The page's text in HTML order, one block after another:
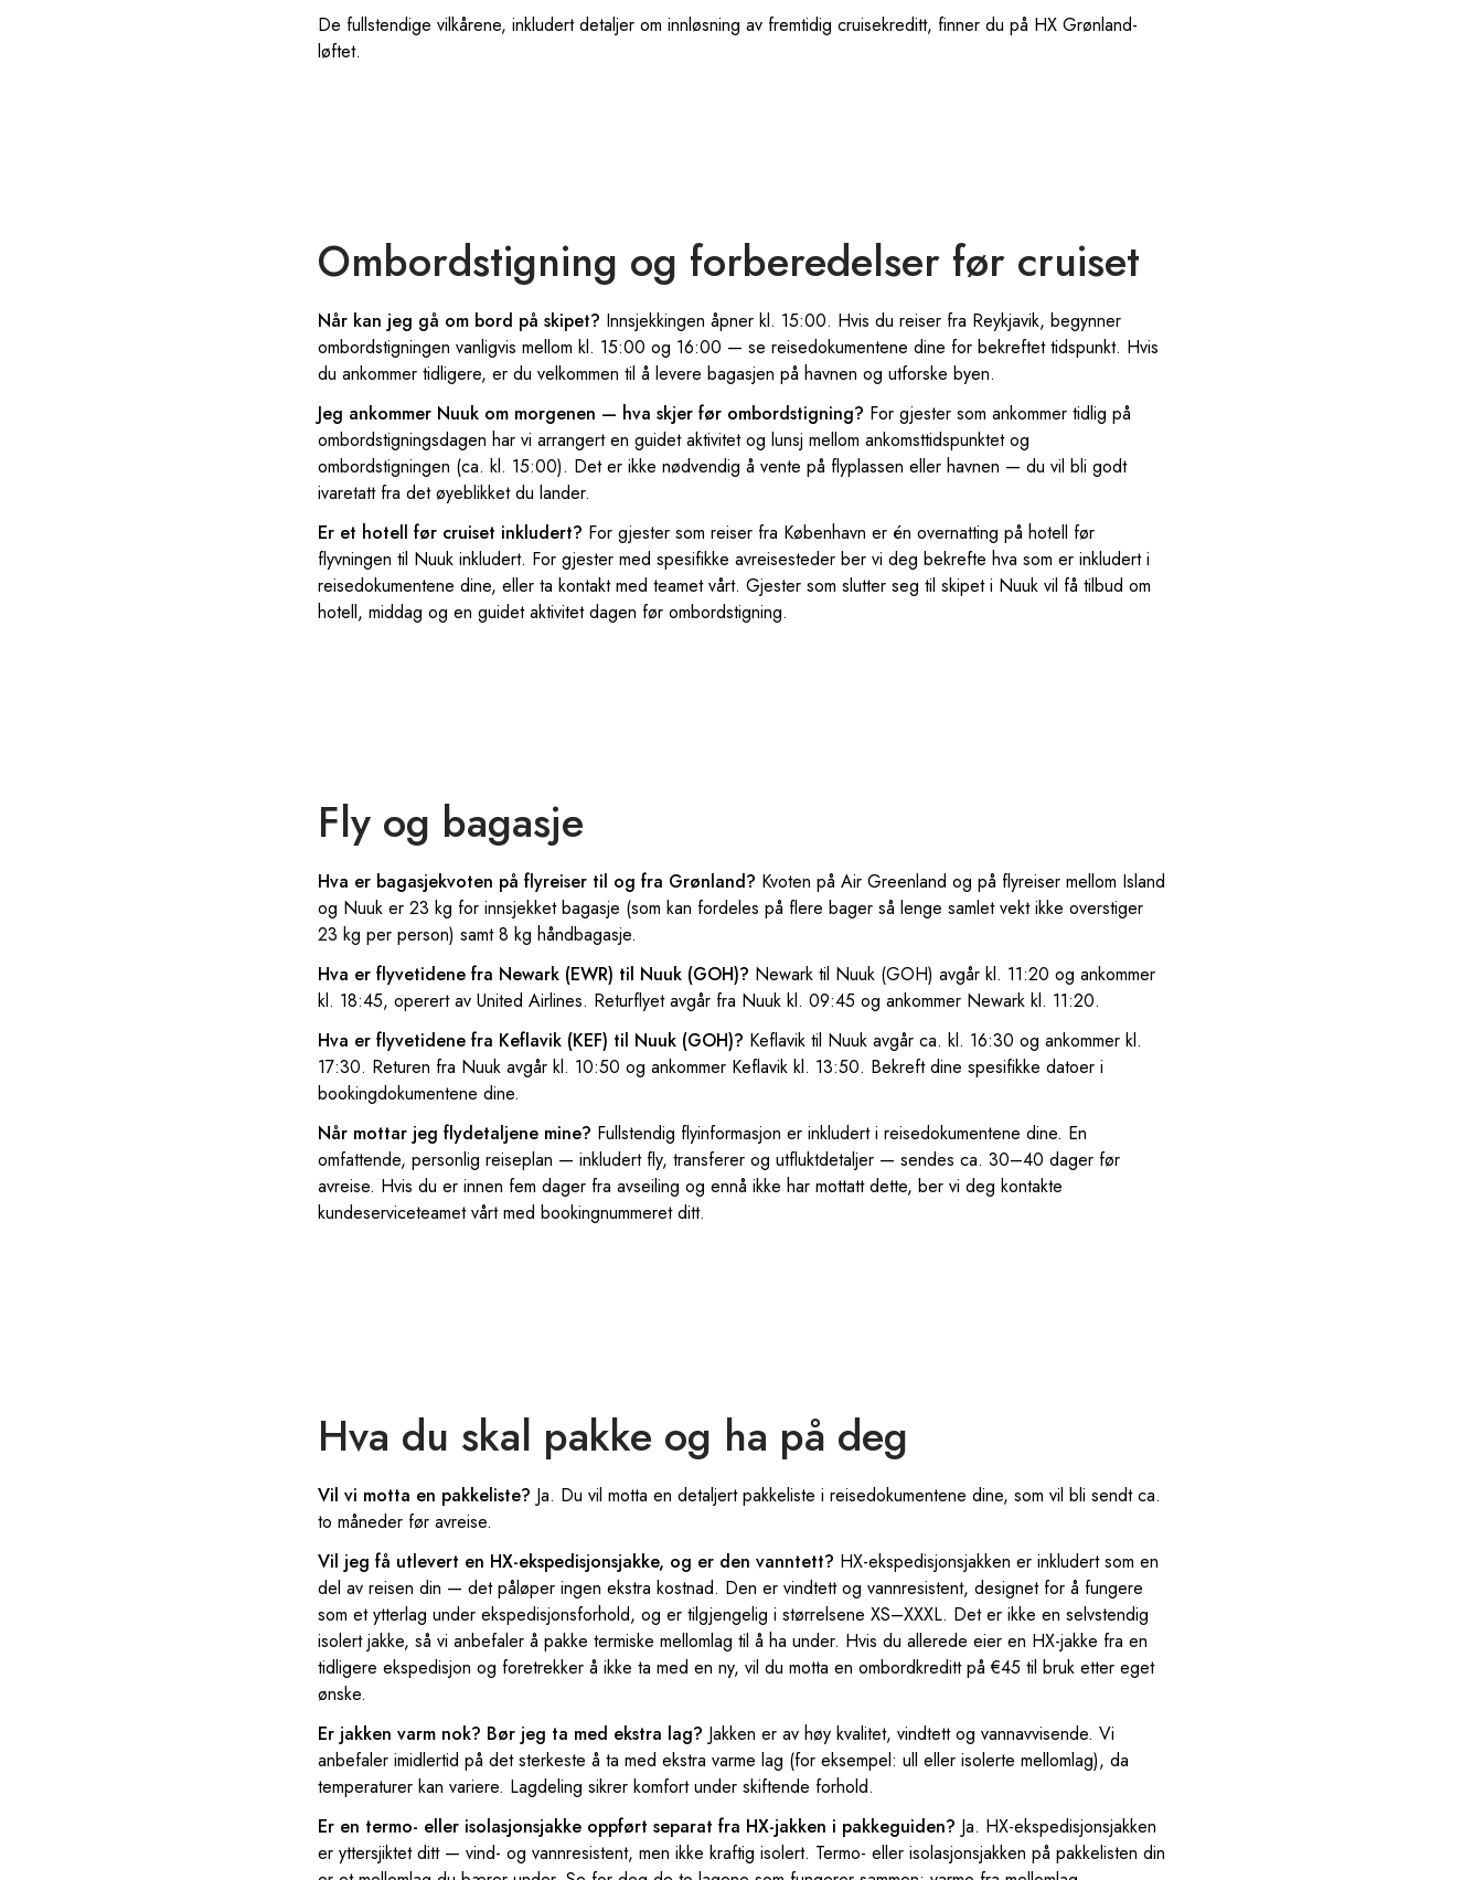
De fullstendige vilkårene, inkludert detaljer om innløsning av fremtidig cruisekreditt, finner du på HX Grønland-
løftet.
Ombordstigning og forberedelser før cruiset
Når kan jeg gå om bord på skipet? Innsjekkingen åpner kl. 15:00. Hvis du reiser fra Reykjavik, begynner
ombordstigningen vanligvis mellom kl. 15:00 og 16:00 — se reisedokumentene dine for bekreftet tidspunkt. Hvis
du ankommer tidligere, er du velkommen til å levere bagasjen på havnen og utforske byen.
Jeg ankommer Nuuk om morgenen — hva skjer før ombordstigning? For gjester som ankommer tidlig på
ombordstigningsdagen har vi arrangert en guidet aktivitet og lunsj mellom ankomsttidspunktet og
ombordstigningen (ca. kl. 15:00). Det er ikke nødvendig å vente på flyplassen eller havnen — du vil bli godt
ivaretatt fra det øyeblikket du lander.
Er et hotell før cruiset inkludert? For gjester som reiser fra København er én overnatting på hotell før
flyvningen til Nuuk inkludert. For gjester med spesifikke avreisesteder ber vi deg bekrefte hva som er inkludert i
reisedokumentene dine, eller ta kontakt med teamet vårt. Gjester som slutter seg til skipet i Nuuk vil få tilbud om
hotell, middag og en guidet aktivitet dagen før ombordstigning.
Fly og bagasje
Hva er bagasjekvoten på flyreiser til og fra Grønland? Kvoten på Air Greenland og på flyreiser mellom Island
og Nuuk er 23 kg for innsjekket bagasje (som kan fordeles på flere bager så lenge samlet vekt ikke overstiger
23 kg per person) samt 8 kg håndbagasje.
Hva er flyvetidene fra Newark (EWR) til Nuuk (GOH)? Newark til Nuuk (GOH) avgår kl. 11:20 og ankommer
kl. 18:45, operert av United Airlines. Returflyet avgår fra Nuuk kl. 09:45 og ankommer Newark kl. 11:20.
Hva er flyvetidene fra Keflavik (KEF) til Nuuk (GOH)? Keflavik til Nuuk avgår ca. kl. 16:30 og ankommer kl.
17:30. Returen fra Nuuk avgår kl. 10:50 og ankommer Keflavik kl. 13:50. Bekreft dine spesifikke datoer i
bookingdokumentene dine.
Når mottar jeg flydetaljene mine? Fullstendig flyinformasjon er inkludert i reisedokumentene dine. En
omfattende, personlig reiseplan — inkludert fly, transferer og utfluktdetaljer — sendes ca. 30–40 dager før
avreise. Hvis du er innen fem dager fra avseiling og ennå ikke har mottatt dette, ber vi deg kontakte
kundeserviceteamet vårt med bookingnummeret ditt.
Hva du skal pakke og ha på deg
Vil vi motta en pakkeliste? Ja. Du vil motta en detaljert pakkeliste i reisedokumentene dine, som vil bli sendt ca.
to måneder før avreise.
Vil jeg få utlevert en HX-ekspedisjonsjakke, og er den vanntett? HX-ekspedisjonsjakken er inkludert som en
del av reisen din — det påløper ingen ekstra kostnad. Den er vindtett og vannresistent, designet for å fungere
som et ytterlag under ekspedisjonsforhold, og er tilgjengelig i størrelsene XS–XXXL. Det er ikke en selvstendig
isolert jakke, så vi anbefaler å pakke termiske mellomlag til å ha under. Hvis du allerede eier en HX-jakke fra en
tidligere ekspedisjon og foretrekker å ikke ta med en ny, vil du motta en ombordkreditt på €45 til bruk etter eget
ønske.
Er jakken varm nok? Bør jeg ta med ekstra lag? Jakken er av høy kvalitet, vindtett og vannavvisende. Vi
anbefaler imidlertid på det sterkeste å ta med ekstra varme lag (for eksempel: ull eller isolerte mellomlag), da
temperaturer kan variere. Lagdeling sikrer komfort under skiftende forhold.
Er en termo- eller isolasjonsjakke oppført separat fra HX-jakken i pakkeguiden? Ja. HX-ekspedisjonsjakken
er yttersjiktet ditt — vind- og vannresistent, men ikke kraftig isolert. Termo- eller isolasjonsjakken på pakkelisten din